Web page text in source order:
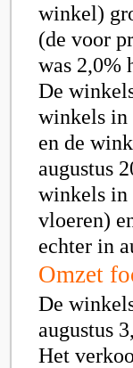
winkel)
(de voor
was 2,0%
De
winkels in
en de
augustus
winkels in
vloeren)
echter in
Omzet
De
augustus
Het